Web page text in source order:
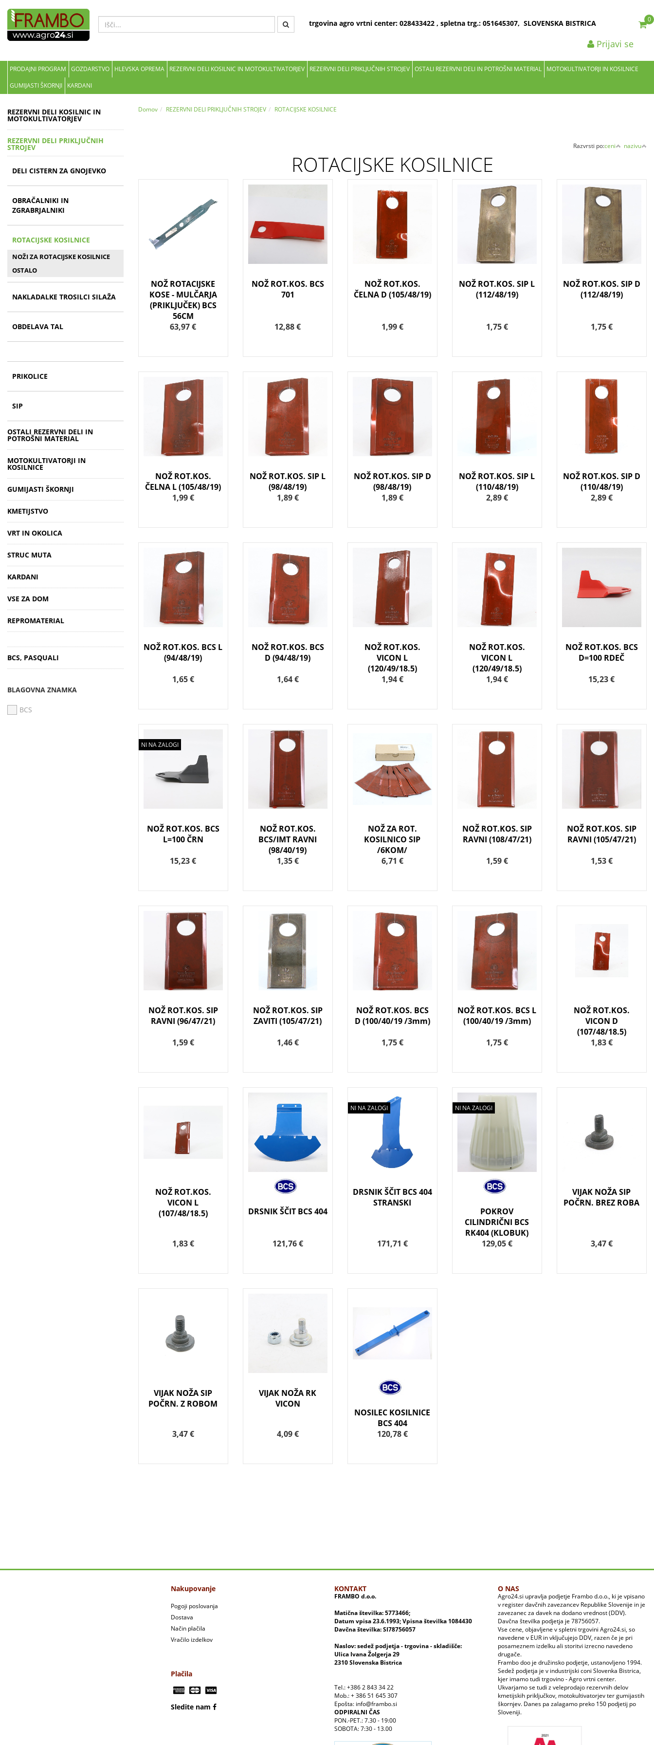
trgovina agro vrtni center: 028433422 , spletna trg.: 051645307, SLOVENSKA BISTRICA 0
Prijavi se
PRODAJNI PROGRAM GOZDARSTVO HLEVSKA OPREMA REZERVNI DELI KOSILNIC IN MOTOKULTIVATORJEV REZERVNI DELI PRIKLJUČNIH STROJEV OSTALI REZERVNI DELI IN POTROŠNI MATERIAL
MOTOKULTIVATORJI IN KOSILNICE
GUMIJASTI ŠKORNJI
KARDANI
REZERVNI DELI KOSILNIC IN
MOTOKULTIVATORJEV
REZERVNI DELI PRIKLJUČNIH
STROJEV
DELI CISTERN ZA GNOJEVKO
OBRAČALNIKI IN
ZGRABRJALNIKI
ROTACIJSKE KOSILNICE
NOŽI ZA ROTACIJSKE KOSILNICE
OSTALO
NAKLADALKE TROSILCI SILAŽA
OBDELAVA TAL
PRIKOLICE
SIP
OSTALI REZERVNI DELI IN
POTROŠNI MATERIAL
MOTOKULTIVATORJI IN
KOSILNICE
GUMIJASTI ŠKORNJI
KMETIJSTVO
VRT IN OKOLICA
STRUC MUTA
KARDANI
VSE ZA DOM
REPROMATERIAL
BCS, PASQUALI
BLAGOVNA ZNAMKA
BCS
Domov REZERVNI DELI PRIKLJUČNIH STROJEV ROTACIJSKE KOSILNICE
Razvrsti po:ceni nazivu
ROTACIJSKE KOSILNICE
NOŽ ROTACIJSKE
KOSE - MULČARJA
(PRIKLJUČEK) BCS
56CM
63,97 €
NOŽ ROT.KOS. BCS
701
12,88 €
NOŽ ROT.KOS.
ČELNA D (105/48/19)
1,99 €
NOŽ ROT.KOS. SIP L
(112/48/19)
1,75 €
NOŽ ROT.KOS. SIP D
(112/48/19)
1,75 €
NOŽ ROT.KOS.
ČELNA L (105/48/19)
1,99 €
NOŽ ROT.KOS. SIP L
(98/48/19)
1,89 €
NOŽ ROT.KOS. SIP D
(98/48/19)
1,89 €
NOŽ ROT.KOS. SIP L
(110/48/19)
2,89 €
NOŽ ROT.KOS. SIP D
(110/48/19)
2,89 €
NOŽ ROT.KOS. BCS L
(94/48/19)
1,65 €
NOŽ ROT.KOS. BCS
D (94/48/19)
1,64 €
NOŽ ROT.KOS.
VICON L
(120/49/18.5)
1,94 €
NOŽ ROT.KOS.
VICON L
(120/49/18.5)
1,94 €
NOŽ ROT.KOS. BCS
D=100 RDEČ
15,23 €
NI NA ZALOGI
NOŽ ROT.KOS. BCS
L=100 ČRN
15,23 €
NOŽ ROT.KOS.
BCS/IMT RAVNI
(98/40/19)
1,35 €
NOŽ ZA ROT.
KOSILNICO SIP
/6KOM/
6,71 €
NOŽ ROT.KOS. SIP
RAVNI (108/47/21)
1,59 €
NOŽ ROT.KOS. SIP
RAVNI (105/47/21)
1,53 €
NOŽ ROT.KOS. SIP
RAVNI (96/47/21)
1,59 €
NOŽ ROT.KOS. SIP
ZAVITI (105/47/21)
1,46 €
NOŽ ROT.KOS. BCS
D (100/40/19 /3mm)
1,75 €
NOŽ ROT.KOS. BCS L
(100/40/19 /3mm)
1,75 €
NOŽ ROT.KOS.
VICON D
(107/48/18.5)
1,83 €
NOŽ ROT.KOS.
VICON L
(107/48/18.5)
1,83 €
DRSNIK ŠČIT BCS 404
121,76 €
NI NA ZALOGI
DRSNIK ŠČIT BCS 404
STRANSKI
171,71 €
NI NA ZALOGI
POKROV
CILINDRIČNI BCS
RK404 (KLOBUK)
129,05 €
VIJAK NOŽA SIP
POČRN. BREZ ROBA
3,47 €
VIJAK NOŽA SIP
POČRN. Z ROBOM
3,47 €
VIJAK NOŽA RK
VICON
4,09 €
NOSILEC KOSILNICE
BCS 404
120,78 €
Nakupovanje
Pogoji poslovanja
Dostava
Način plačila
Vračilo izdelkov
Plačila
Sledite nam
KONTAKT
FRAMBO d.o.o.
Matična številka: 5773466;
Datum vpisa 23.6.1993; Vpisna številka 1084430
Davčna številka: SI78756057
Naslov: sedež podjetja - trgovina - skladišče:
Ulica Ivana Žolgerja 29
2310 Slovenska Bistrica
Tel.: +386 2 843 34 22
Mob.: + 386 51 645 307
Epošta: info@frambo.si
ODPIRALNI ČAS
PON.-PET.: 7.30 - 19:00
SOBOTA: 7:30 - 13.00
O NAS
Agro24.si upravlja podjetje Frambo d.o.o., ki je vpisano
v register davčnih zavezancev Republike Slovenije in je
zavezanec za davek na dodano vrednost (DDV).
Davčna številka podjetja je 78756057.
Vse cene, objavljene v spletni trgovini Agro24.si, so
navedene v EUR in vključujejo DDV, razen če je pri
posameznem izdelku ali storitvi izrecno navedeno
drugače.
Frambo doo je družinsko podjetje, ustanovljeno 1994.
Sedež podjetja je v industrijski coni Slovenka Bistrica,
kjer imamo tudi trgovino - Agro vrtni center.
Ukvarjamo se tudi z veleprodajo rezervnih delov
kmetijskih priključkov, motokultivatorjev ter gumijastih
škornjev. Danes pa zalagamo preko 150 podjetij po
Sloveniji.